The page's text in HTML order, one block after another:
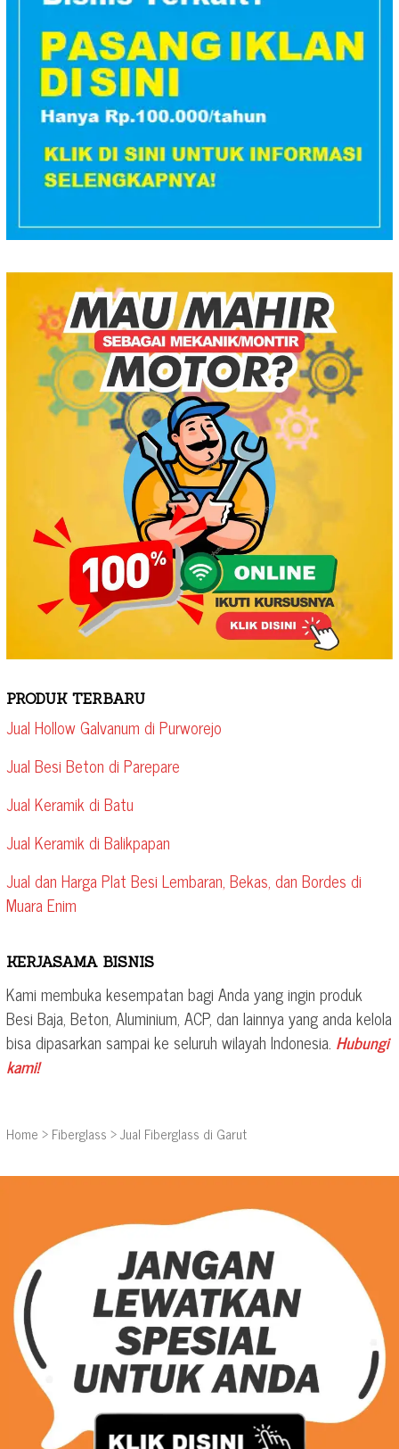
PRODUK TERBARU
Jual Hollow Galvanum di Purworejo
Jual Besi Beton di Parepare
Jual Keramik di Batu
Jual Keramik di Balikpapan
Jual dan Harga Plat Besi Lembaran, Bekas, dan Bordes di
Muara Enim
KERJASAMA BISNIS
Kami membuka kesempatan bagi Anda yang ingin produk
Besi Baja, Beton, Aluminium, ACP, dan lainnya yang anda kelola
bisa dipasarkan sampai ke seluruh wilayah Indonesia. Hubungi
kami!
Home > Fiberglass >Jual Fiberglass di Garut